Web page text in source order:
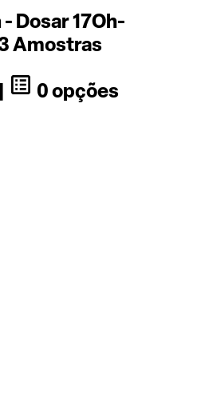
Dosar 17Oh-
Amostras
0 opções